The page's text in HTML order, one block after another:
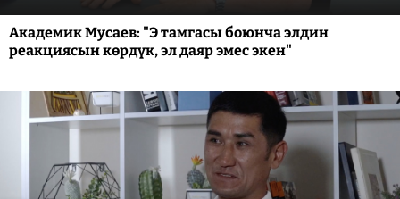
Академик Мусаев: "Э тамгасы боюнча элдин
реакциясын көрдүк, эл даяр эмес экен"